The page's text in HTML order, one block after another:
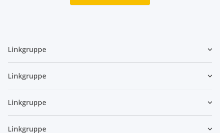
Linkgruppe
Linkgruppe
Linkgruppe
Linkgruppe